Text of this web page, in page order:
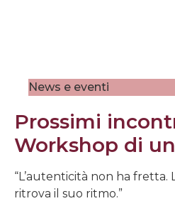
News e eventi
Prossimi
Workshop di
“L’autenticità non ha
ritrova il suo ritmo.”